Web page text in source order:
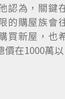
認為，關鍵
的購屋族會
買新屋，也
在1000萬以